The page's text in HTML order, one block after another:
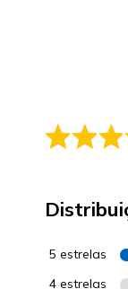
5 estrelas
4 estrelas